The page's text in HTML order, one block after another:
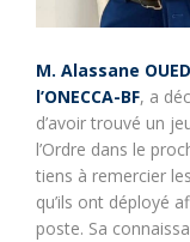
M. Alassane
l’ONECCA-BF, a
d’avoir trouvé un
l’Ordre dans le
tiens à remercier
qu’ils ont déployé
poste. Sa